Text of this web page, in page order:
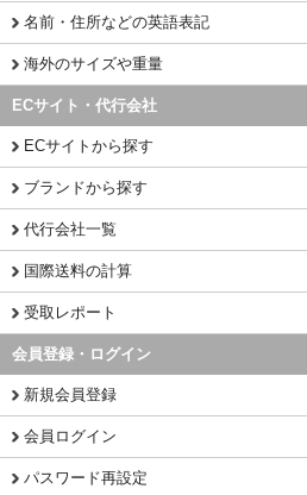
名前・住所などの英語表記
海外のサイズや重量
ECサイト・代行会社
ECサイトから探す
ブランドから探す
代行会社一覧
国際送料の計算
受取レポート
会員登録・ログイン
新規会員登録
会員ログイン
パスワード再設定